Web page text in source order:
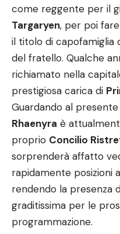
come reggente per il
Targaryen, per poi
il titolo di
del fratello. Qualche
richiamato nella
prestigiosa carica di
Guardando al
Rhaenyra è
proprio Concilio
sorprenderà affatto
rapidamente posizioni
rendendo la presenza
graditissima per le
programmazione.